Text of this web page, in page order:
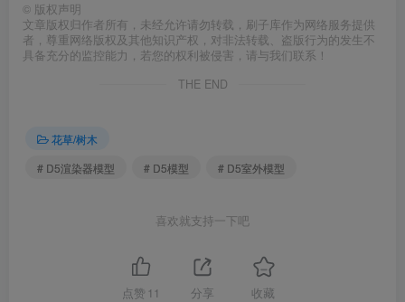
© 版权声明
文章版权归作者所有，未经允许请勿转载，刷子库作为网络服务提供
者，尊重网络版权及其他知识产权，对非法转载、盗版行为的发生不
具备充分的监控能力，若您的权利被侵害，请与我们联系！
THE END
花草/树木
# D5渲染器模型
# D5模型 # D5室外模型
喜欢就支持一下吧
点赞 11 分享 收藏